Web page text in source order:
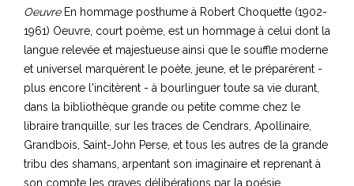
OeuvreEn hommage posthume à Robert Choquette (1902-
1961) Oeuvre, court poème, est un hommage à celui dont la
langue relevée et majestueuse ainsi que le souffle moderne
et universel marquèrent le poète, jeune, et le préparèrent -
plus encore l'incitèrent - à bourlinguer toute sa vie durant,
dans la bibliothèque grande ou petite comme chez le
libraire tranquille, sur les traces de Cendrars, Apollinaire,
Grandbois, Saint-John Perse, et tous les autres de la grande
tribu des shamans, arpentant son imaginaire et reprenant à
son compte les graves délibérations par la poésie